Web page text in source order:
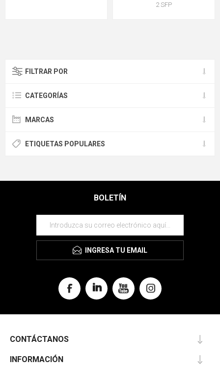
2 SFP
FILTRAR POR
CATEGORÍAS
MARCAS
ETIQUETAS POPULARES
BOLETÍN
INGRESA TU EMAIL
CONTÁCTANOS
INFORMACIÓN